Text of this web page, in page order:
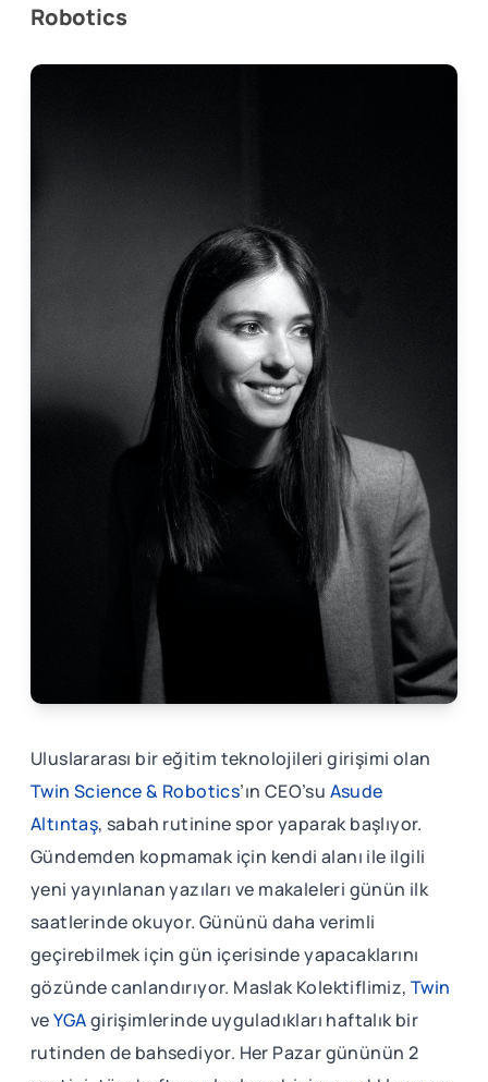
Robotics
Uluslararası bir eğitim teknolojileri girişimi olan
Twin Science & Robotics’ın CEO’su Asude
Altıntaş, sabah rutinine spor yaparak başlıyor.
Gündemden kopmamak için kendi alanı ile ilgili
yeni yayınlanan yazıları ve makaleleri günün ilk
saatlerinde okuyor. Gününü daha verimli
geçirebilmek için gün içerisinde yapacaklarını
gözünde canlandırıyor. Maslak Kolektiflimiz, Twin
veYGAgirişimlerinde uyguladıkları haftalık bir
rutinden de bahsediyor. Her Pazar gününün 2